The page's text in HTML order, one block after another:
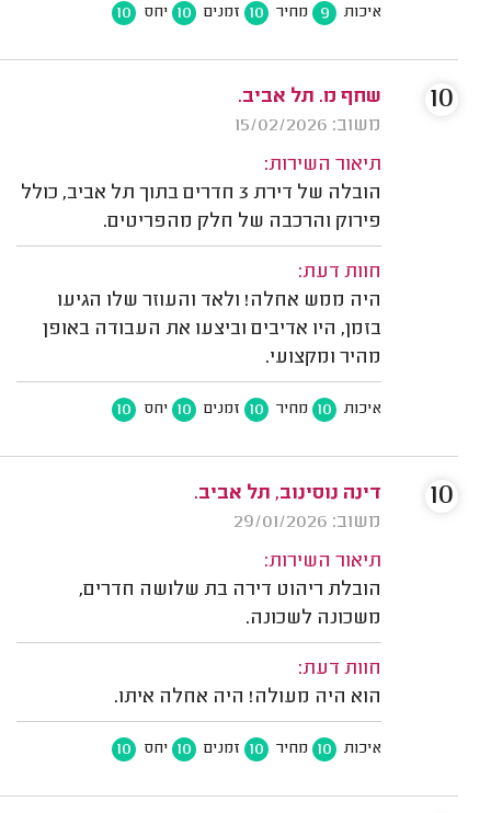
איכות 9 מחיר 10 זמנים 10 יחס 10
שחף מ. תל אביב.
משוב: 15/02/2026
תיאור השירות:
הובלה של דירת 3 חדרים בתוך תל אביב, כולל
פירוק והרכבה של חלק מהפריטים.
חוות דעת:
היה ממש אחלה! ולאד והעוזר שלו הגיעו
בזמן, היו אדיבים וביצעו את העבודה באופן
מהיר ומקצועי.
איכות 10 מחיר 10 זמנים 10 יחס 10
10
דינה נוסינוב, תל אביב.
משוב: 29/01/2026
תיאור השירות:
הובלת ריהוט דירה בת שלושה חדרים,
משכונה לשכונה.
חוות דעת:
הוא היה מעולה! היה אחלה איתו.
איכות 10 מחיר 10 זמנים 10 יחס 10
10